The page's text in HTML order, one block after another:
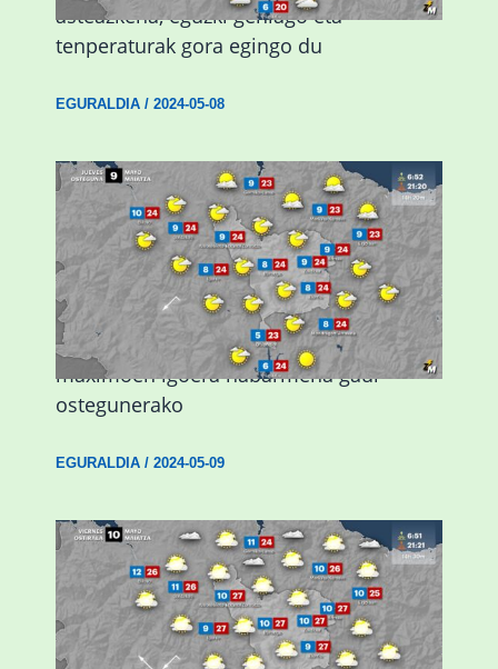
asteazkena, eguzki gehiago eta
tenperaturak gora egingo du
EGURALDIA/ 2024-05-08
Giro eguzkitsua eta tenperatura
maximoen igoera nabarmena gaur
ostegunerako
EGURALDIA/ 2024-05-09